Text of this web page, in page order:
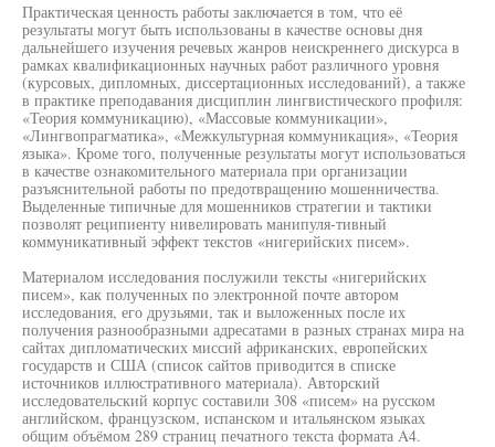
Практическая ценность работы заключается в том, что её
результаты могут быть использованы в качестве основы дня
дальнейшего изучения речевых жанров неискреннего дискурса в
рамках квалификационных научных работ различного уровня
(курсовых, дипломных, диссертационных исследований), а также
в практике преподавания дисциплин лингвистического профиля:
«Теория коммуникацию), «Массовые коммуникации»,
«Лингвопрагматика», «Межкультурная коммуникация», «Теория
языка». Кроме того, полученные результаты могут использоваться
в качестве ознакомительного материала при организации
разъяснительной работы по предотвращению мошенничества.
Выделенные типичные для мошенников стратегии и тактики
позволят реципиенту нивелировать манипуля-тивный
коммуникативный эффект текстов «нигерийских писем».
Материалом исследования послужили тексты «нигерийских
писем», как полученных по электронной почте автором
исследования, его друзьями, так и выложенных после их
получения разнообразными адресатами в разных странах мира на
сайтах дипломатических миссий африканских, европейских
государств и США (список сайтов приводится в списке
источников иллюстративного материала). Авторский
исследовательский корпус составили 308 «писем» на русском
английском, французском, испанском и итальянском языках
общим объёмом 289 страниц печатного текста формата A4.